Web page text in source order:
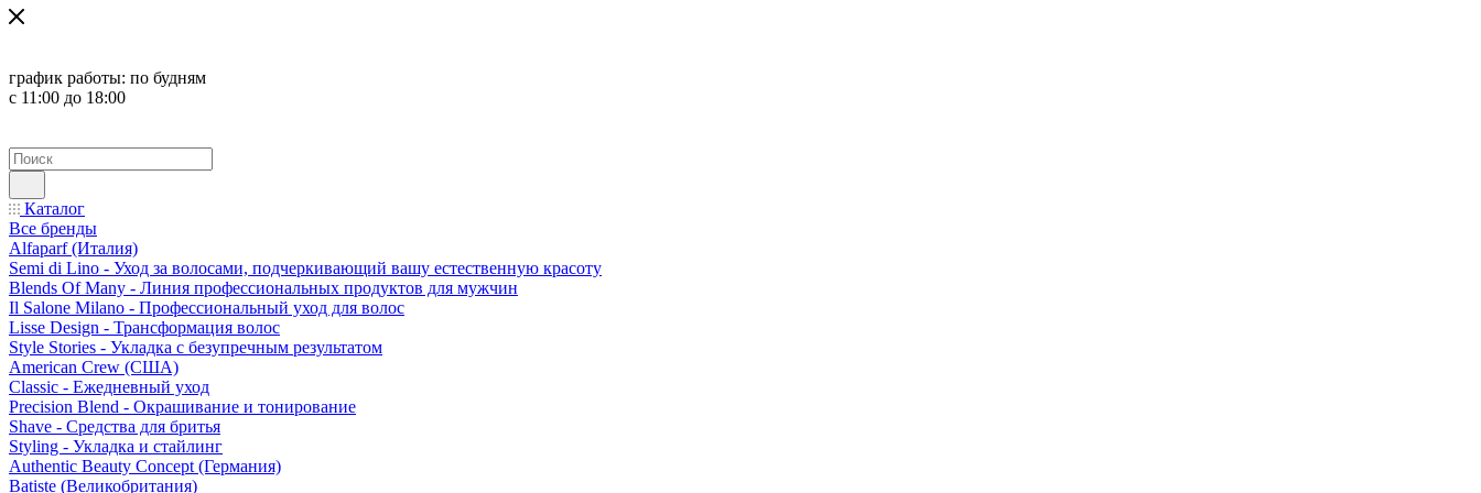
график работы: по будням
с 11:00 до 18:00
Каталог
Все бренды
Alfaparf (Италия)
Semi di Lino - Уход за волосами, подчеркивающий вашу естественную красоту
Blends Of Many - Линия профессиональных продуктов для мужчин
Il Salone Milano - Профессиональный уход для волос
Lisse Design - Трансформация волос
Style Stories - Укладка с безупречным результатом
American Crew (США)
Classic - Ежедневный уход
Precision Blend - Окрашивание и тонирование
Shave - Средства для бритья
Styling - Укладка и стайлинг
Authentic Beauty Concept (Германия)
Batiste (Великобритания)